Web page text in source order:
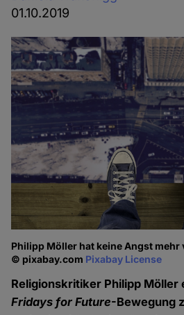
01.10.2019
Philipp Möller hat keine Angst mehr
© pixabay.com Pixabay License
Religionskritiker Philipp Möller
Fridays for Future-Bewegung